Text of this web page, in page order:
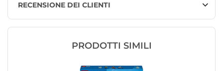
RECENSIONE DEI CLIENTI
PRODOTTI SIMILI